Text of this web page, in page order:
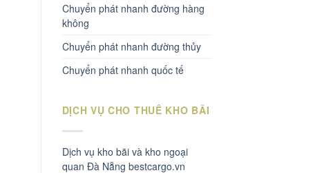
Chuyển phát nhanh đường hàng
không
Chuyển phát nhanh đường thủy
Chuyển phát nhanh quốc tế
DỊCH VỤ CHO THUÊ KHO BÃI
Dịch vụ kho bãi và kho ngoại
quan Đà Nẵng bestcargo.vn